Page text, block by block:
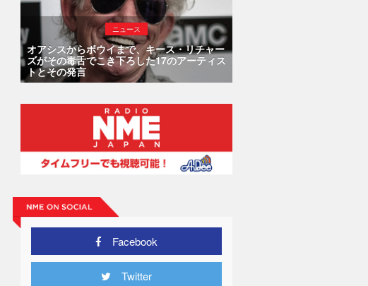
ニュース
オアシスからボウイまで、キース・リチャー
ズがその毒舌でこき下ろした17のアーティス
トとその発言
Facebook
Twitter